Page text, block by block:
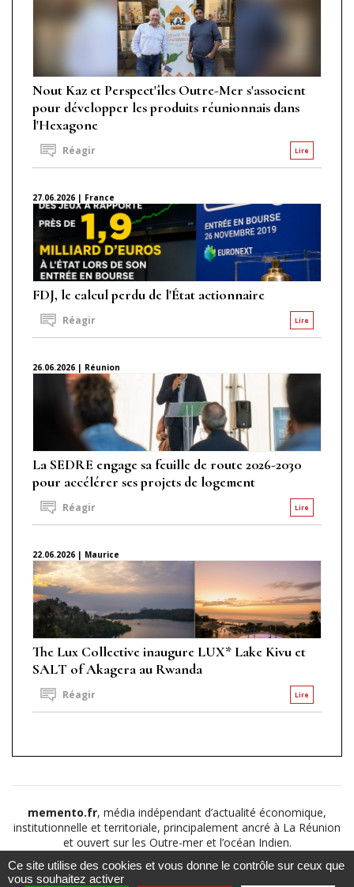
Nout Kaz et Perspect'îles Outre-Mer s'associent
pour développer les produits réunionnais dans
l'Hexagone
Lire
Réagir
27.06.2026 | France
FDJ, le calcul perdu de l'État actionnaire
Lire
Réagir
26.06.2026 | Réunion
La SEDRE engage sa feuille de route 2026-2030
pour accélérer ses projets de logement
Lire
Réagir
22.06.2026 | Maurice
The Lux Collective inaugure LUX* Lake Kivu et
SALT of Akagera au Rwanda
Lire
Réagir
memento.fr, média indépendant d’actualité économique,
institutionnelle et territoriale, principalement ancré à La Réunion
et ouvert sur les Outre-mer et l’océan Indien.
©2026
Suivez nous sur Notice légale
Ce site utilise des cookies et vous donne le contrôle sur ceux que
vous souhaitez activer